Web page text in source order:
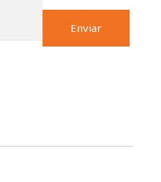
Enviar